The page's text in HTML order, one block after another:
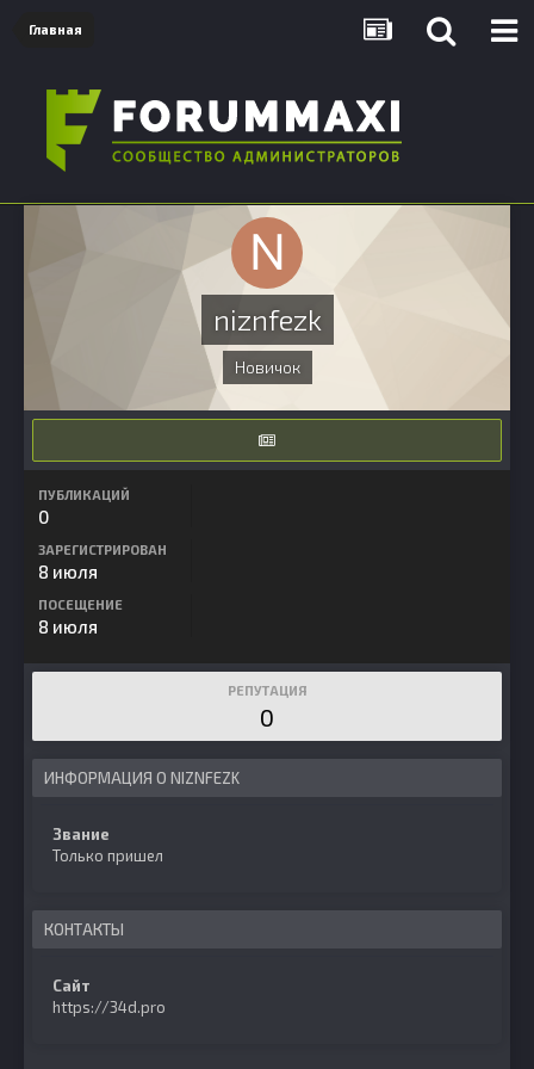
Главная
niznfezk
Новичок
ПУБЛИКАЦИЙ
0
ЗАРЕГИСТРИРОВАН
8 июля
ПОСЕЩЕНИЕ
8 июля
РЕПУТАЦИЯ
0
ИНФОРМАЦИЯ О NIZNFEZK
Звание
Только пришел
КОНТАКТЫ
Сайт
https://34d.pro